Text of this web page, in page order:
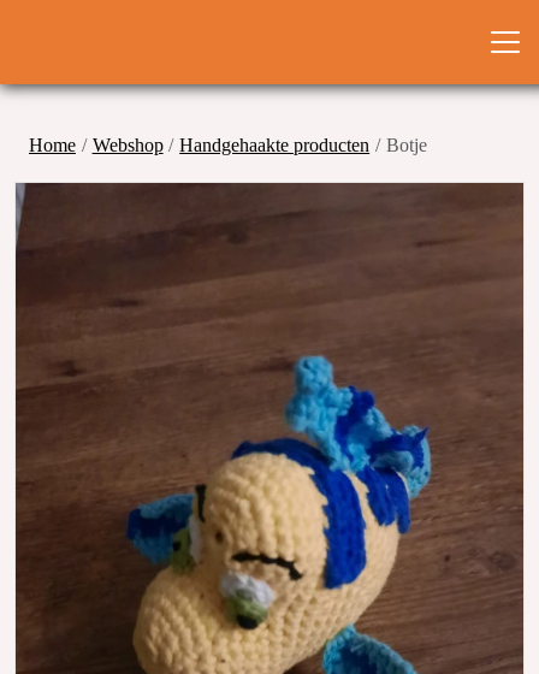
Home Webshop Handgehaakte producten Botje